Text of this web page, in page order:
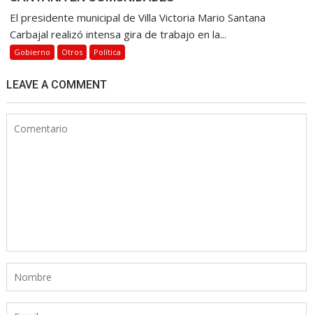
El presidente municipal de Villa Victoria Mario Santana
Carbajal realizó intensa gira de trabajo en la...
Gobierno Otros Política
LEAVE A COMMENT